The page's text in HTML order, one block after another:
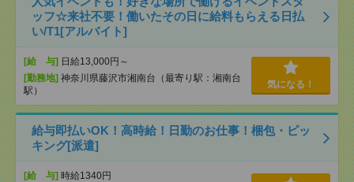
ッフ☆来社不要！働いたその日に給料もらえる日払
い/T1[アルバイト]
[給 与] 日給13,000円～
[勤務地] 神奈川県藤沢市湘南台（最寄り駅：湘南台
駅）
気になる！
給与即払いOK！高時給！日勤のお仕事！梱包・ピッ
キング[派遣]
[給 与] 時給1340円